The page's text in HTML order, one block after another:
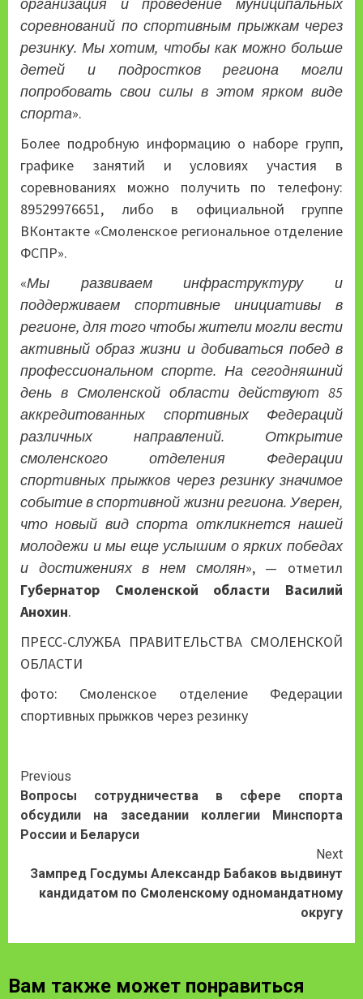
организация и проведение муниципальных
соревнований по спортивным прыжкам через
резинку. Мы хотим, чтобы как можно больше
детей и подростков региона могли
попробовать свои силы в этом ярком виде
спорта».
Более подробную информацию о наборе групп,
графике занятий и условиях участия в
соревнованиях можно получить по телефону:
89529976651, либо в официальной группе
ВКонтакте «Смоленское региональное отделение
ФСПР».
«Мы развиваем инфраструктуру и
поддерживаем спортивные инициативы в
регионе, для того чтобы жители могли вести
активный образ жизни и добиваться побед в
профессиональном спорте. На сегодняшний
день в Смоленской области действуют 85
аккредитованных спортивных Федераций
различных направлений. Открытие
смоленского отделения Федерации
спортивных прыжков через резинку значимое
событие в спортивной жизни региона. Уверен,
что новый вид спорта откликнется нашей
молодежи и мы еще услышим о ярких победах
и достижениях в нем смолян», — отметил
Губернатор Смоленской области Василий
Анохин.
ПРЕСС-СЛУЖБА ПРАВИТЕЛЬСТВА СМОЛЕНСКОЙ
ОБЛАСТИ
фото: Смоленское отделение Федерации
спортивных прыжков через резинку
Continue
Reading
Previous
Вопросы сотрудничества в сфере спорта
обсудили на заседании коллегии Минспорта
России и Беларуси
Next
Зампред Госдумы Александр Бабаков выдвинут
кандидатом по Смоленскому одномандатному
округу
Вам также может понравиться